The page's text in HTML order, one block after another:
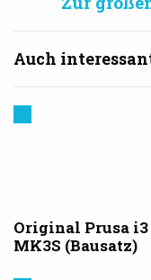
Auch
Original Prusa i3
MK3S (Bausatz)